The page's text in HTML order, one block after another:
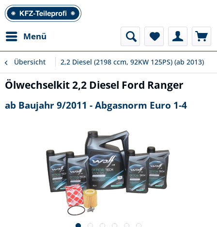
Menü
Übersicht 2,2 Diesel (2198 ccm, 92KW 125PS) (ab 2013)
Ölwechselkit 2,2 Diesel Ford Ranger
ab Baujahr 9/2011 - Abgasnorm Euro 1-4